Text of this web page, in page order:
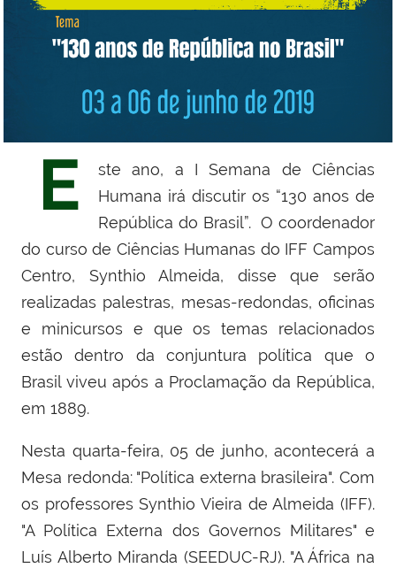
E
ste ano, a I Semana de Ciências
Humana irá discutir os “130 anos de
República do Brasil”. O coordenador
do curso de Ciências Humanas do IFF Campos
Centro, Synthio Almeida, disse que serão
realizadas palestras, mesas-redondas, oficinas
e minicursos e que os temas relacionados
estão dentro da conjuntura política que o
Brasil viveu após a Proclamação da República,
em 1889.
Nesta quarta-feira, 05 de junho, acontecerá a
Mesa redonda: "Política externa brasileira". Com
os professores Synthio Vieira de Almeida (IFF).
"A Política Externa dos Governos Militares" e
Luís Alberto Miranda (SEEDUC-RJ). "A África na